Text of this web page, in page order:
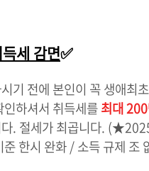
세 감면✅
기 전에 본인이 꼭 생애최
하셔서 취득세를최대
. 절세가 최곱니다.
한시 완화 / 소득 규제 조